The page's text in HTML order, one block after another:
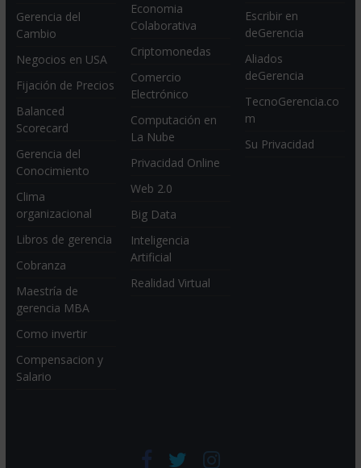
Gerencia del
Cambio
Negocios en USA
Fijación de Precios
Balanced
Scorecard
Gerencia del
Conocimiento
Clima
organizacional
Libros de gerencia
Cobranza
Maestría de
gerencia MBA
Como invertir
Compensacion y
Salario
Economia
Colaborativa
Criptomonedas
Comercio
Electrónico
Computación en
La Nube
Privacidad Online
Web 2.0
Big Data
Inteligencia
Artificial
Realidad Virtual
Escribir en
deGerencia
Aliados
deGerencia
TecnoGerencia.co
m
Su Privacidad